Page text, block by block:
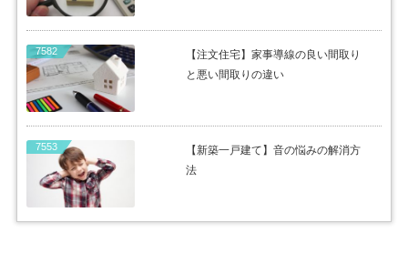
7582
【注文住宅】家事導線の良い間取り
と悪い間取りの違い
7553
【新築一戸建て】音の悩みの解消方
法